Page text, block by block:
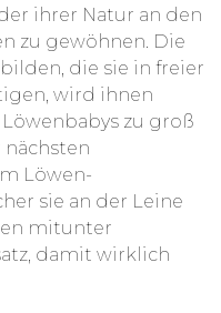
ihrer Natur an den
zu gewöhnen. Die
die sie in freier
wird ihnen
zu groß
nächsten
Löwen-
sie an der Leine
mitunter
damit wirklich